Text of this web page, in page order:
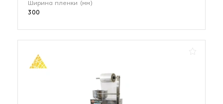
Ширина пленки (мм)
300